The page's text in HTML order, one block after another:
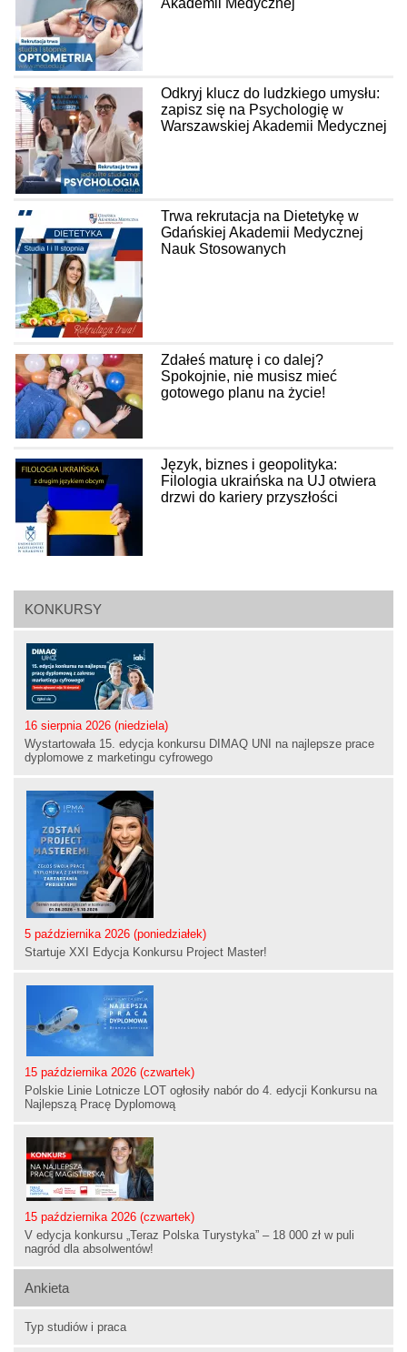
KONKURSY
16 sierpnia 2026 (niedziela)
Wystartowała 15. edycja konkursu DIMAQ UNI na najlepsze prace
dyplomowe z marketingu cyfrowego
5 października 2026 (poniedziałek)
Startuje XXI Edycja Konkursu Project Master!
15 października 2026 (czwartek)
Polskie Linie Lotnicze LOT ogłosiły nabór do 4. edycji Konkursu na
Najlepszą Pracę Dyplomową
15 października 2026 (czwartek)
V edycja konkursu „Teraz Polska Turystyka” – 18 000 zł w puli
nagród dla absolwentów!
Ankieta
Typ studiów i praca
Odkryj klucz do ludzkiego umysłu:
zapisz się na Psychologię w
Warszawskiej Akademii Medycznej
Trwa rekrutacja na Dietetykę w
Gdańskiej Akademii Medycznej
Nauk Stosowanych
Zdałeś maturę i co dalej?
Spokojnie, nie musisz mieć
gotowego planu na życie!
Język, biznes i geopolityka:
Filologia ukraińska na UJ otwiera
drzwi do kariery przyszłości